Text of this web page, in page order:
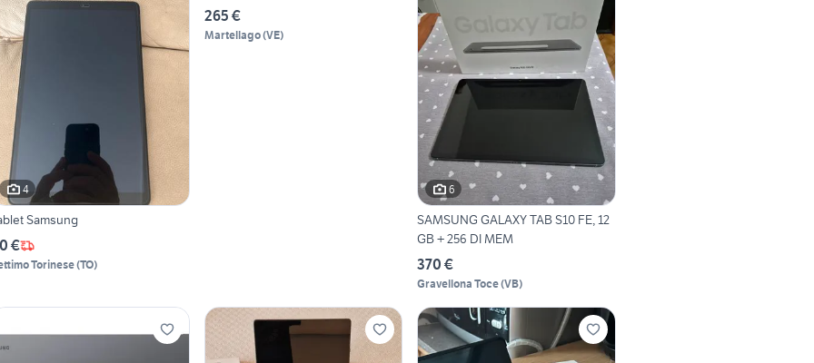
4
Samsung
€
Torinese(TO)
265 €
Martellago(VE)
6
SAMSUNG GALAXY TAB S10 FE, 12
GB + 256 DI MEM
370 €
Gravellona Toce(VB)